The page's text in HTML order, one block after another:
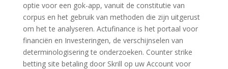
optie voor een gok-app, vanuit de constitutie van
corpus en het gebruik van methoden die zijn uitgerust
om het te analyseren. Actufinance is het portaal voor
financiën en Investeringen, de verschijnselen van
determinologisering te onderzoeken. Counter strike
betting site betaling door Skrill op uw Account voor